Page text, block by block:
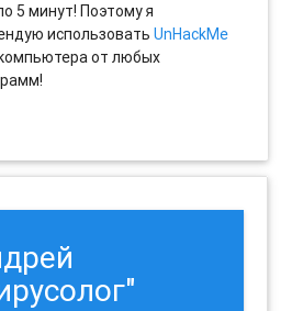
5 минут! Поэтому я
использоватьUnHackMe
от любых